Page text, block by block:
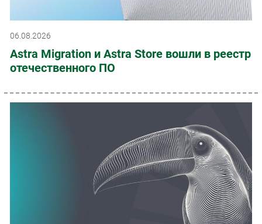
06.08.2026
Astra Migration и Astra Store вошли в реестр
отечественного ПО